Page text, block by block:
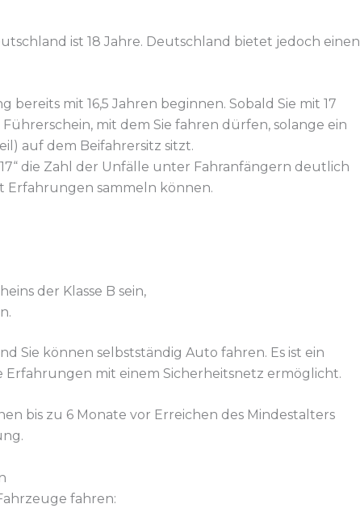
ist 18 Jahre. Deutschland bietet jedoch einen
bereits mit 16,5 Jahren beginnen. Sobald Sie mit 17
mit dem Sie fahren dürfen, solange ein
auf dem Beifahrersitz sitzt.
die Zahl der Unfälle unter Fahranfängern deutlich
Erfahrungen sammeln können.
der Klasse B sein,
Sie können selbstständig Auto fahren. Es ist ein
mit einem Sicherheitsnetz ermöglicht.
bis zu 6 Monate vor Erreichen des Mindestalters
fahren: